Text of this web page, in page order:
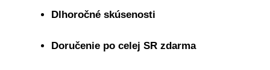
Dlhoročné skúsenosti
Doručenie po celej SR zdarma